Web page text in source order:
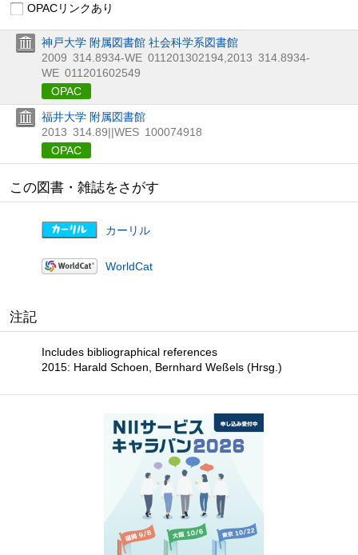
OPACリンクあり
神戸大学 附属図書館 社会科学系図書館
2009 314.8934-WE 011201302194 2013 314.8934-
WE 011201602549
OPAC
福井大学 附属図書館
2013 314.89||WES 100074918
OPAC
この図書・雑誌をさがす
カーリル
WorldCat
注記
Includes bibliographical references
2015: Harald Schoen, Bernhard Weßels (Hrsg.)